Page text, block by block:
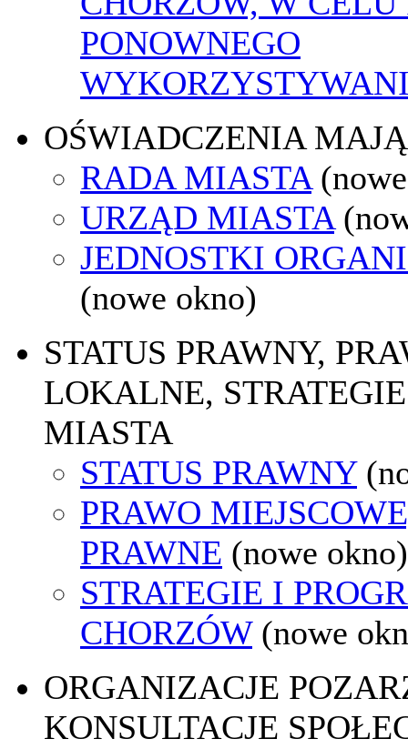
PONOWNEGO
OŚWIADCZENIA
RADA MIASTA
URZĄD MIASTA
JEDNOSTKI
(nowe okno)
STATUS PRAWNY,
LOKALNE,
MIASTA
STATUS PRAWNY
PRAWO
PRAWNE (nowe okno)
STRATEGIE I
CHORZÓW (nowe
ORGANIZACJE
KONSULTACJE